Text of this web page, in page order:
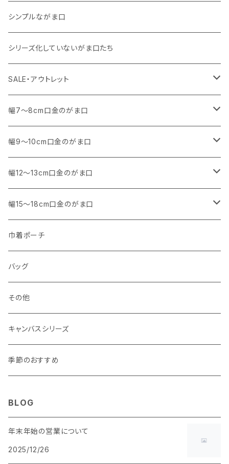
リネン
・ リネン
・ 11号帆布
・ その他
・ 小さいサイズ
11号帆布
コットンキャンバス
・ 中くらいのサイズ
コットンキャンバス
シンプルながま口
シリーズ化していないがま口たち
SALE・アウトレット
SALE
アウトレット
幅7～8cm口金のがま口
・ 角型
マチなし
マチあり
・ くし形・丸型
マチなし
マチあり
幅9～10cm口金のがま口
・ 角型
マチなし
マチあり
・ くし形
マチなし
マチあり
幅12～13cm口金のがま口
・ 親子がま口 角型
マチなし
マチあり
・ 親子がま口 くし形
マチなし
マチあり
・ ポーチタイプ 角型
マチなし
マチあり
・ ポーチタイプ くし形
マチなし
マチあり
幅15～18cm口金のがま口
・ 角型
マチなし
マチあり
・ くし形
マチなし
マチあり
巾着ポーチ
バッグ
その他
キャンバスシリーズ
季節のおすすめ
BLOG
年末年始の営業について
2025/12/26